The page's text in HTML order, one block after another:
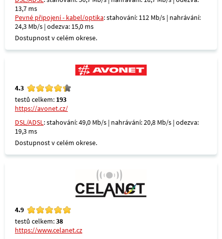
13,7 ms
Pevné připojení - kabel/optika: stahování: 112 Mb/s | nahrávání:
24,3 Mb/s | odezva: 15,0 ms
Dostupnost v celém okrese.
4.3
testů celkem: 193
https://avonet.cz/
DSL/ADSL: stahování: 49,0 Mb/s | nahrávání: 20,8 Mb/s | odezva:
19,3 ms
Dostupnost v celém okrese.
4.9
testů celkem:38
https://www.celanet.cz